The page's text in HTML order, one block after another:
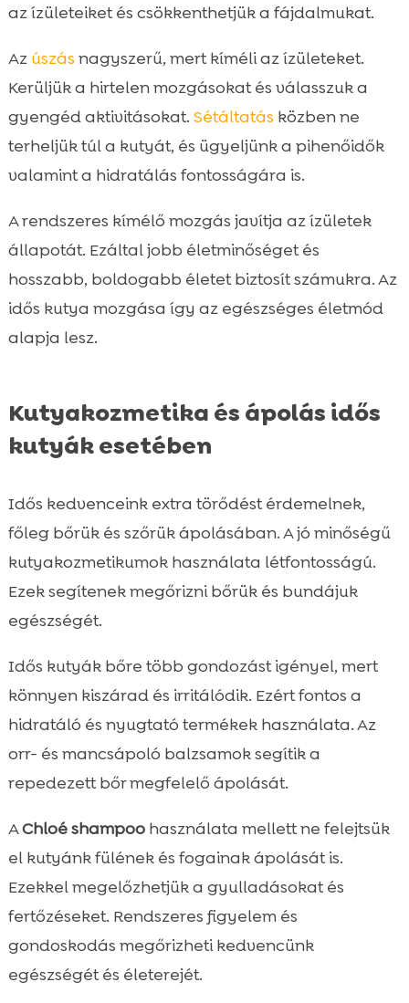
az ízületeiket és csökkenthetjük a fájdalmukat.
Az úszás nagyszerű, mert kíméli az ízületeket.
Kerüljük a hirtelen mozgásokat és válasszuk a
gyengéd aktivitásokat. Sétáltatás közben ne
terheljük túl a kutyát, és ügyeljünk a pihenőidők
valamint a hidratálás fontosságára is.
A rendszeres kímélő mozgás javítja az ízületek
állapotát. Ezáltal jobb életminőséget és
hosszabb, boldogabb életet biztosít számukra. Az
idős kutya mozgása így az egészséges életmód
alapja lesz.
Kutyakozmetika és ápolás idős
kutyák esetében
Idős kedvenceink extra törődést érdemelnek,
főleg bőrük és szőrük ápolásában. A jó minőségű
kutyakozmetikumok használata létfontosságú.
Ezek segítenek megőrizni bőrük és bundájuk
egészségét.
Idős kutyák bőre több gondozást igényel, mert
könnyen kiszárad és irritálódik. Ezért fontos a
hidratáló és nyugtató termékek használata. Az
orr- és mancsápoló balzsamok segítik a
repedezett bőr megfelelő ápolását.
AChloé shampoohasználata mellett ne felejtsük
el kutyánk fülének és fogainak ápolását is.
Ezekkel megelőzhetjük a gyulladásokat és
fertőzéseket. Rendszeres figyelem és
gondoskodás megőrizheti kedvencünk
egészségét és életerejét.